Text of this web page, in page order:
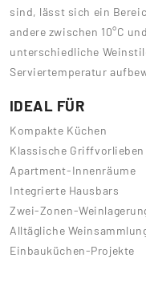
sind, lässt sich ein
andere zwischen 10°C
unterschiedliche
Serviertemperatur
IDEAL FÜR
Kompakte Küchen
Klassische Griffvorlieben
Apartment-Innenräume
Integrierte Hausbars
Zwei-Zonen-
Alltägliche
Einbauküchen-Projekte